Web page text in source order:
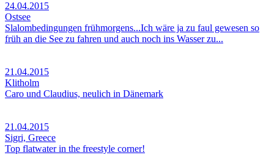
24.04.2015
Ostsee
Slalombedingungen frühmorgens...Ich wäre ja zu faul gewesen so
früh an die See zu fahren und auch noch ins Wasser zu...
21.04.2015
Klitholm
Caro und Claudius, neulich in Dänemark
21.04.2015
Sigri, Greece
Top flatwater in the freestyle corner!